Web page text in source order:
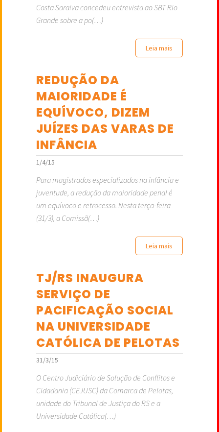
Costa Saraiva concedeu entrevista ao SBT Rio
Grande sobre a po(…)
Leia mais
REDUÇÃO DA
MAIORIDADE É
EQUÍVOCO, DIZEM
JUÍZES DAS VARAS DE
INFÂNCIA
1/4/15
Para magistrados especializados na infância e
juventude, a redução da maioridade penal é
um equívoco e retrocesso. Nesta terça-feira
(31/3), a Comissã(…)
Leia mais
TJ/RS INAUGURA
SERVIÇO DE
PACIFICAÇÃO SOCIAL
NA UNIVERSIDADE
CATÓLICA DE PELOTAS
31/3/15
O Centro Judiciário de Solução de Conflitos e
Cidadania (CEJUSC) da Comarca de Pelotas,
unidade do Tribunal de Justiça do RS e a
Universidade Católica(…)